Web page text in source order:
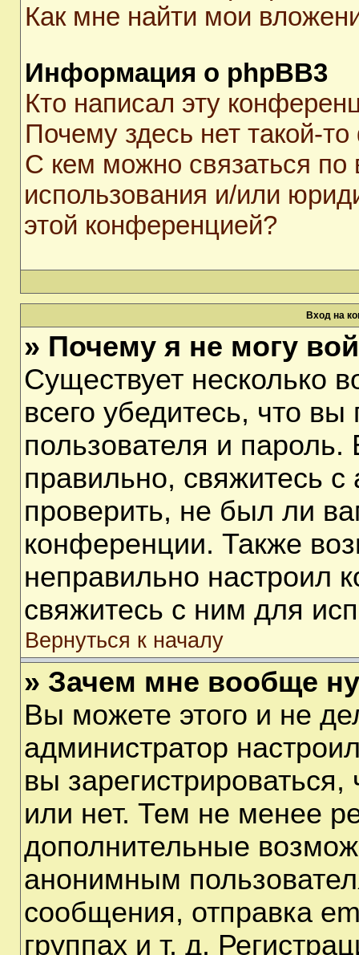
Как мне найти мои
Информация о phpBB3
Кто написал эту
Почему здесь нет такой-
С кем можно связаться по
использования и/или
этой конференцией?
Вход на
» Почему я не могу
Существует несколько
всего убедитесь, что
пользователя и
правильно, свяжитесь
проверить, не был ли
конференции. Также
неправильно настроил
свяжитесь с ним для
Вернуться к началу
» Зачем мне вообще
Вы можете этого и не
администратор
вы
или нет. Тем не менее
дополнительные
анонимным
сообщения, отправка
группах и т. д.